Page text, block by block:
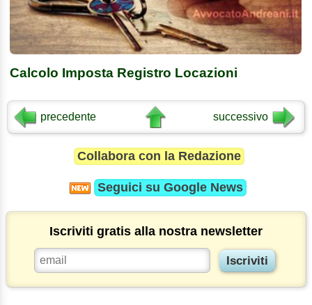
Calcolo Imposta Registro Locazioni
precedente successivo
Collabora con la Redazione
Seguici su Google News
Iscriviti gratis alla nostra newsletter